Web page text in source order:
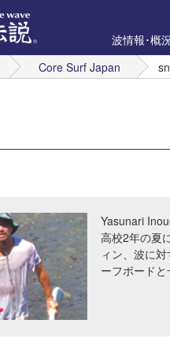
波情報･概況
Core Surf Japan
Yasunari
高校2年の夏
ィン、波に
ーフボードと